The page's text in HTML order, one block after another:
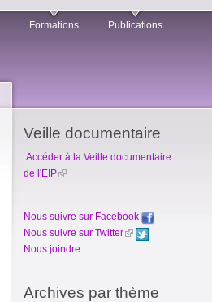
Formations Publications
Veille documentaire
Accéder à la Veille documentaire
de l'EIP
Nous suivre sur Facebook
Nous suivre sur Twitter
Nous joindre
Archives par thème